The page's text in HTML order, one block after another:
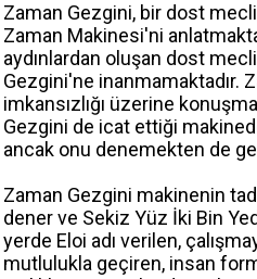
Zaman Gezgini, bir dost
Zaman Makinesi'ni
aydınlardan oluşan dost
Gezgini'ne inanmamaktadır.
imkansızlığı üzerine
Gezgini de icat ettiği
ancak onu denemekten de
Zaman Gezgini makinenin
dener ve Sekiz Yüz İki Bin
yerde Eloi adı verilen,
mutlulukla geçiren, insan